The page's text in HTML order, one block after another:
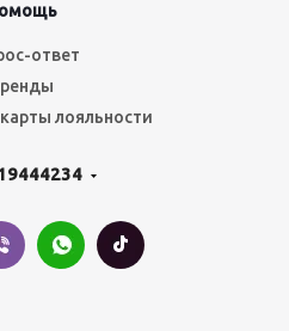
ответ
лояльности